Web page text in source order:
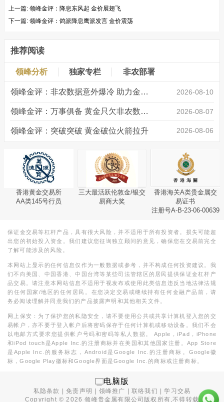
上一篇: 领峰金评：降息东风起 金价展翅飞
下一篇: 领峰金评：鸽派降息鹰派发言 金价震荡
推荐阅读
领峰分析 独家专栏 非农部署
领峰金评：非农数据意外爆冷 助力金价大涨创新高 2026-08-10
领峰金评：万事俱备 黄金只欠非农数据“东风” 2026-08-07
领峰金评：突破突破 黄金破位火箭拉升 2026-08-06
香港黄金交易所
AA类145号行员
三大最活跃伦敦金/银交
易商大奖
香港海关A类贵金属交
易证书
注册号A-B-23-06-00639
保证金交易等杠杆产品，具有很大风险，并不适用于所有投资者。损失可能超
出您的初始投入资金。我们建议您征询独立顾问的意见，确保您在交易前完全
了解可能涉及的风险。
本网站上显示的任何信息仅作为一般数据或参考，并不构成任何投资建议。我
们不向美国、中国香港、中国台湾等某些司法管辖区的居民提供保证金杠杆产
品交易。请注意本网站信息不适用于视发布或使用此类信息违反当地法律法规
的任何国家/地区的任何居民。在您决定交易或继续持有任何金融产品前，请
务必阅读理解并同意我们的产品披露声明和其他相关文件。
网上保安：为了保护您的私隐安全，请不要使用公共或共享计算机登入您的交
易帐户，亦不要于登入帐户后将密码保存于任何计算机或移动设备。我们不会
以电邮方式要求您提供帐户号码和密码等私人数据。 Apple，iPad，iPhone
和iPod touch是Apple Inc.的注册商标并在美国和其他国家注册。App Store
是Apple Inc.的服务标志，Android是Google Inc.的注册商标。Google徽
标，Google Play徽标和Google界面是Google Inc.的商标或注册商标。
电脑版
私隐条款 |免责声明 | 领峰推广 |联络我们 |学习交易
Copyright © 2026 领峰贵金属有限公司版权所有,不得转载